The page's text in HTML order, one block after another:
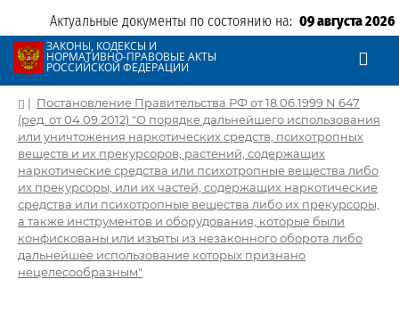
Актуальные документы по состоянию на: 09 августа 2026
ЗАКОНЫ, КОДЕКСЫ И
НОРМАТИВНО-ПРАВОВЫЕ АКТЫ
РОССИЙСКОЙ ФЕДЕРАЦИИ
| Постановление Правительства РФ от 18.06.1999 N 647
(ред. от 04.09.2012) "О порядке дальнейшего использования
или уничтожения наркотических средств, психотропных
веществ и их прекурсоров, растений, содержащих
наркотические средства или психотропные вещества либо
их прекурсоры, или их частей, содержащих наркотические
средства или психотропные вещества либо их прекурсоры,
а также инструментов и оборудования, которые были
конфискованы или изъяты из незаконного оборота либо
дальнейшее использование которых признано
нецелесообразным"